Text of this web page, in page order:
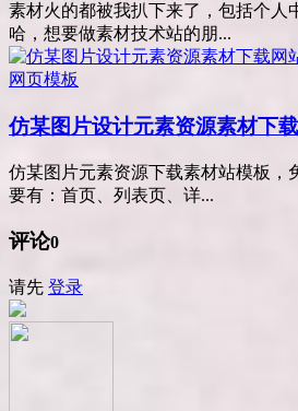
素材火的都被我扒下来了，包括个人
哈，想要做素材技术站的朋...
网页模板
仿某图片设计元素资源素材下
仿某图片元素资源下载素材站模板，
要有：首页、列表页、详...
评论0
请先 登录